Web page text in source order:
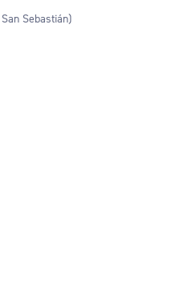
Sebastián)